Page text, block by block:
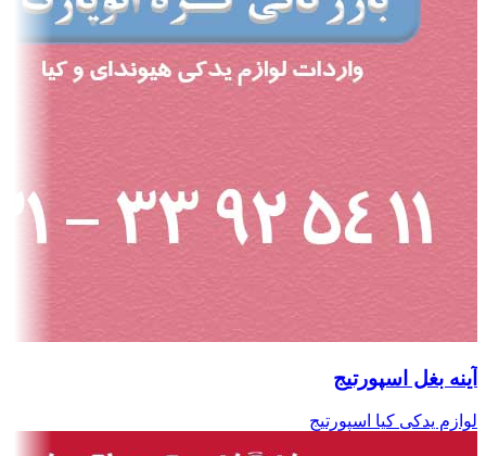
آینه بغل اسپورتیج
لوازم یدکی کیا اسپورتیج